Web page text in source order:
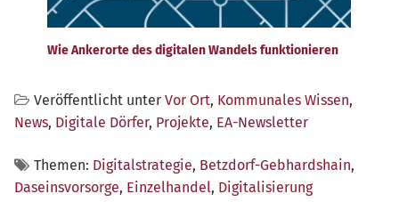
Wie Ankerorte des digitalen Wandels funktionieren
Veröffentlicht unter Vor Ort, Kommunales Wissen,
News, Digitale Dörfer, Projekte, EA-Newsletter
Themen: Digitalstrategie, Betzdorf-Gebhardshain,
Daseinsvorsorge, Einzelhandel, Digitalisierung